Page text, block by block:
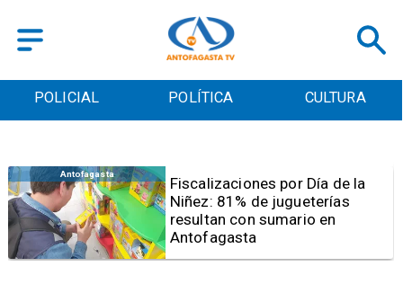
POLICIAL POLÍTICA CULTURA
Antofagasta
Tribunal frena opción de pena
mixta para Karen Rojo por ahora